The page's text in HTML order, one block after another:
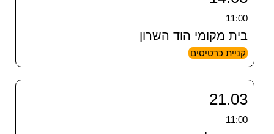
11:00
בית מקומי הוד השרון
קניית כרטיסים
21.03
11:00